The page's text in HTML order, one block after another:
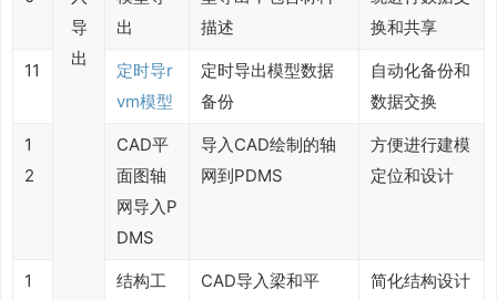
导
出
出
描述
换和共享
11
定时导r
vm模型
定时导出模型数据
备份
自动化备份和
数据交换
1
2
CAD平
面图轴
网导入P
DMS
导入CAD绘制的轴
网到PDMS
方便进行建模
定位和设计
1
结构工
CAD导入梁和平
简化结构设计